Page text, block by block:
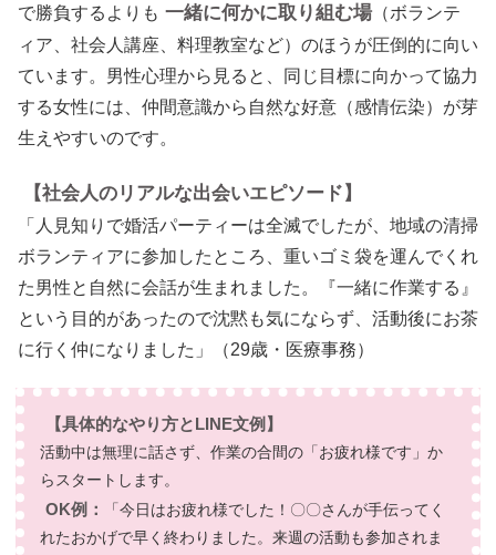
で勝負するよりも 一緒に何かに取り組む場（ボランテ
ィア、社会人講座、料理教室など）のほうが圧倒的に向い
ています。男性心理から見ると、同じ目標に向かって協力
する女性には、仲間意識から自然な好意（感情伝染）が芽
生えやすいのです。
【社会人のリアルな出会いエピソード】
「人見知りで婚活パーティーは全滅でしたが、地域の清掃
ボランティアに参加したところ、重いゴミ袋を運んでくれ
た男性と自然に会話が生まれました。『一緒に作業する』
という目的があったので沈黙も気にならず、活動後にお茶
に行く仲になりました」（29歳・医療事務）
【具体的なやり方とLINE文例】
活動中は無理に話さず、作業の合間の「お疲れ様です」か
らスタートします。
OK例：
「今日はお疲れ様でした！〇〇さんが手伝ってく
れたおかげで早く終わりました。来週の活動も参加されま